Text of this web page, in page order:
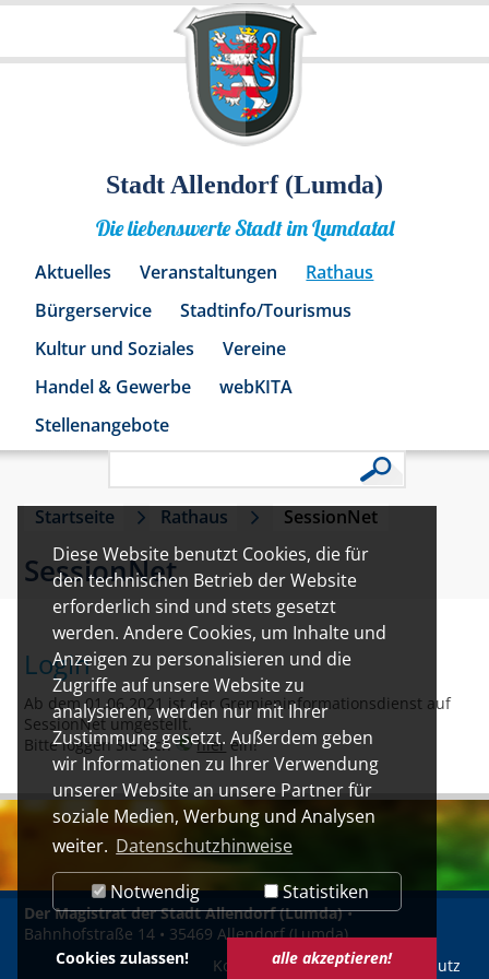
Diese Website benutzt Cookies, die für
den technischen Betrieb der Website
erforderlich sind und stets gesetzt
werden. Andere Cookies, um Inhalte und
Anzeigen zu personalisieren und die
Zugriffe auf unsere Website zu
analysieren, werden nur mit Ihrer
Zustimmung gesetzt. Außerdem geben
wir Informationen zu Ihrer Verwendung
unserer Website an unsere Partner für
soziale Medien, Werbung und Analysen
weiter. Datenschutzhinweise
Notwendig
Statistiken
Cookies zulassen! alle akzeptieren!
Stadt Allendorf (Lumda)
Die liebenswerte Stadt im Lumdatal
Aktuelles Veranstaltungen
Rathaus
Bürgerservice
Stadtinfo/Tourismus
Kultur und Soziales
Vereine
Handel & Gewerbe
webKITA
Stellenangebote
Startseite Rathaus SessionNet
SessionNet
Login
Ab dem 01.06.2021 ist der Gremieninformationsdienst auf
SessionNet umgestellt.
Bitte loggen Sie sich
hier ein!
Der Magistrat der Stadt Allendorf (Lumda)•
Bahnhofstraße 14 • 35469 Allendorf (Lumda)
Kontakt
Impressum Datenschutz